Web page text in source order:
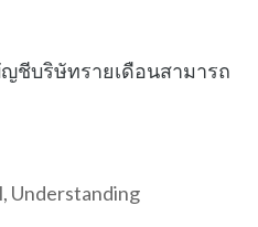
ชีบริษัทรายเดือนสามารถ
, Understanding